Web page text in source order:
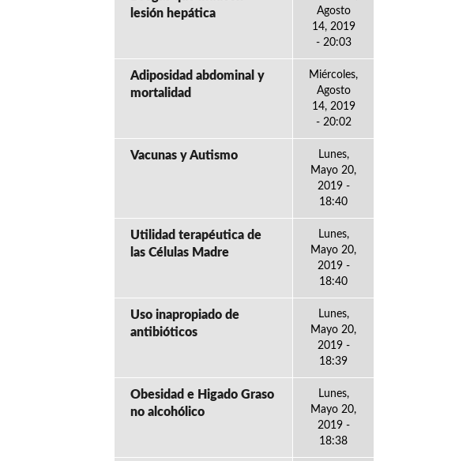
lesión hepática
Agosto
14, 2019
- 20:03
Adiposidad abdominal y
mortalidad
Miércoles,
Agosto
14, 2019
- 20:02
Vacunas y Autismo
Lunes,
Mayo 20,
2019 -
18:40
Utilidad terapéutica de
las Células Madre
Lunes,
Mayo 20,
2019 -
18:40
Uso inapropiado de
antibióticos
Lunes,
Mayo 20,
2019 -
18:39
Obesidad e Higado Graso
no alcohólico
Lunes,
Mayo 20,
2019 -
18:38